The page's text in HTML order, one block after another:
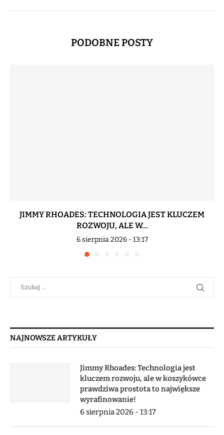
PODOBNE POSTY
JIMMY RHOADES: TECHNOLOGIA JEST KLUCZEM
ROZWOJU, ALE W...
6 sierpnia 2026 - 13:17
NAJNOWSZE ARTYKUŁY
Jimmy Rhoades: Technologia jest
kluczem rozwoju, ale w koszykówce
prawdziwa prostota to największe
wyrafinowanie!
6 sierpnia 2026 - 13:17